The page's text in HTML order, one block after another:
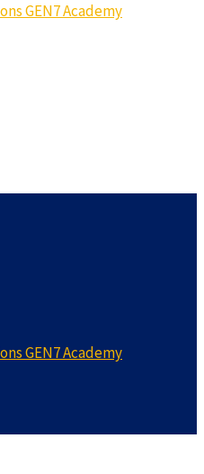
GEN7 Academy
GEN7 Academy